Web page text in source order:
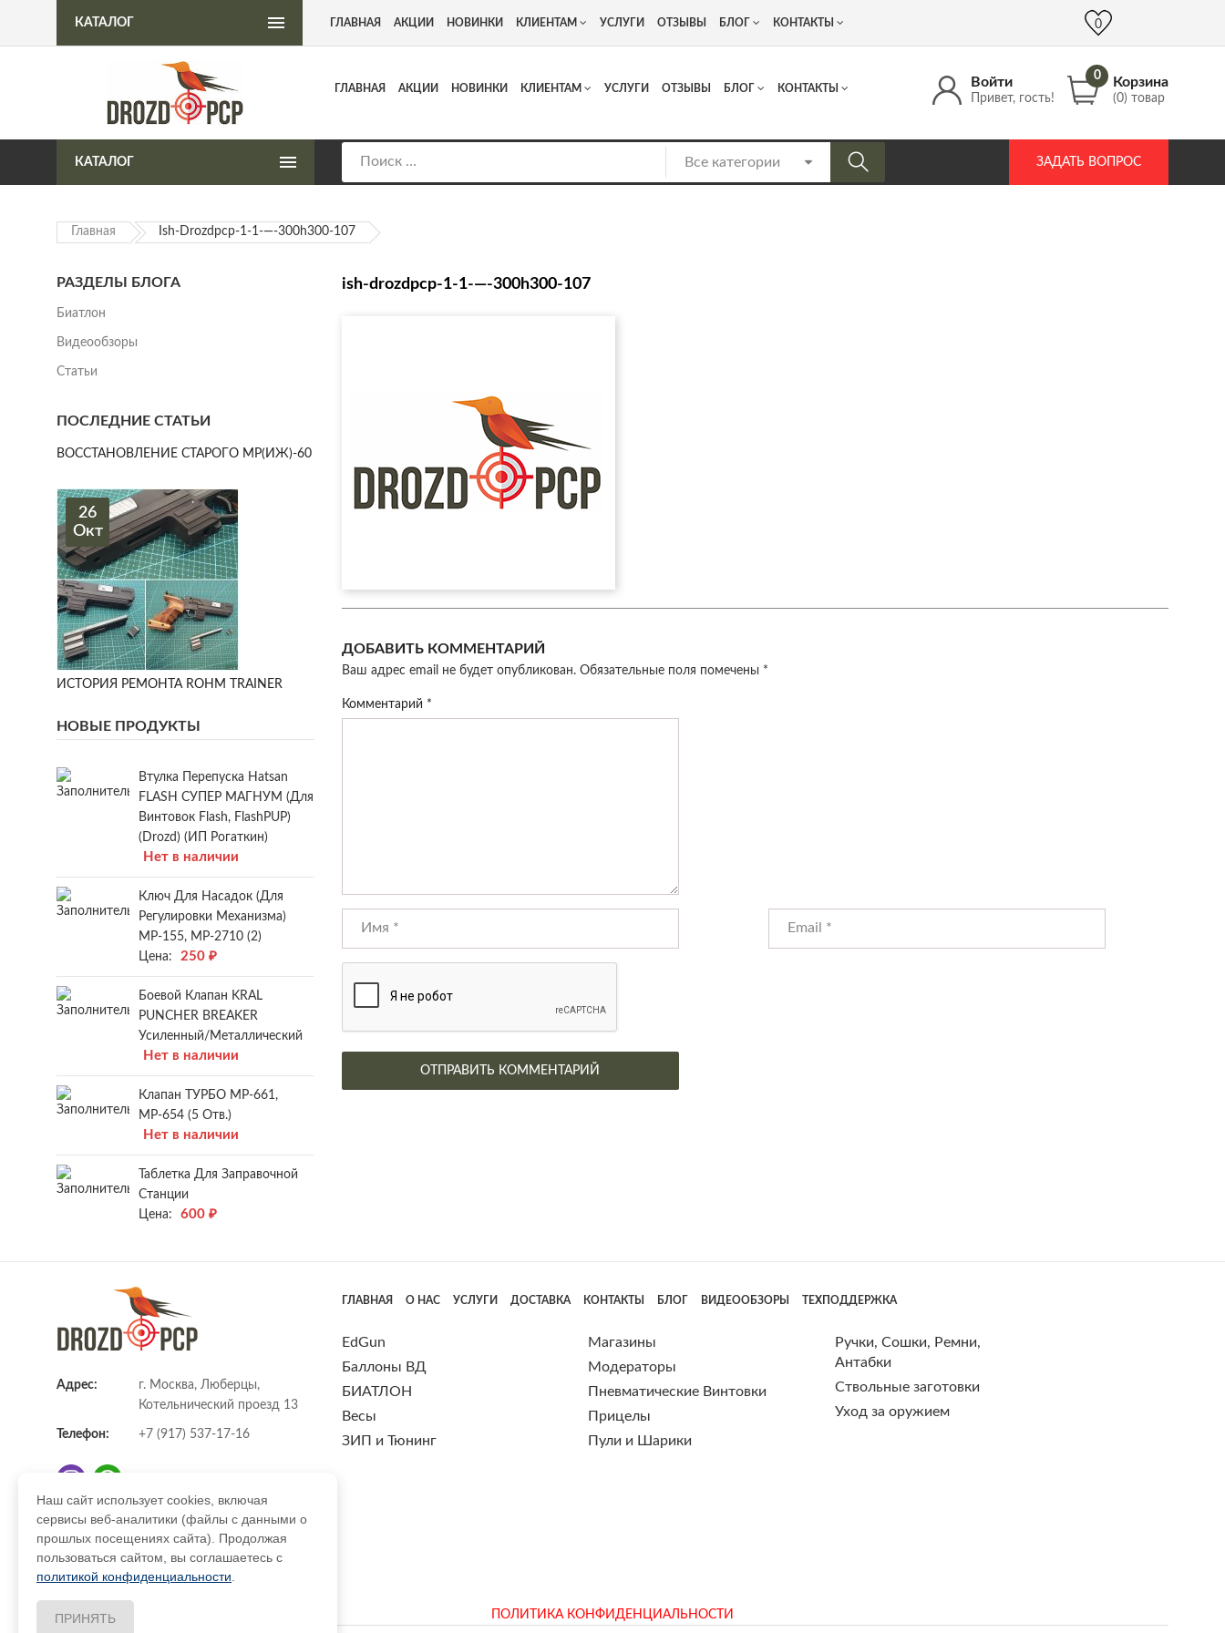
Интернет-магазин пневматического оружия Адрес: г. Москва, Люберцы, Котельнический проезд 13 +7 (917) 537 17 16 info@DrozdPcp.ru
Войти
Привет, гость!
0 Корзина
(0) товар
ГЛАВНАЯ АКЦИИ НОВИНКИ КЛИЕНТАМ УСЛУГИ ОТЗЫВЫ БЛОГ КОНТАКТЫ
КАТАЛОГ ЗАДАТЬ ВОПРОС
КАТАЛОГ ГЛАВНАЯ АКЦИИ НОВИНКИ КЛИЕНТАМ УСЛУГИ ОТЗЫВЫ БЛОГ КОНТАКТЫ 0
Главная Ish-Drozdpcp-1-1-—-300h300-107
ish-drozdpcp-1-1-—-300h300-107
ДОБАВИТЬ КОММЕНТАРИЙ
Ваш адрес email не будет опубликован. Обязательные поля помечены *
Комментарий *
РАЗДЕЛЫ БЛОГА
Биатлон
Видеообзоры
Статьи
ПОСЛЕДНИЕ СТАТЬИ
ВОССТАНОВЛЕНИЕ СТАРОГО МР(ИЖ)-60
26
Окт
ИСТОРИЯ РЕМОНТА ROHM TRAINER
НОВЫЕ ПРОДУКТЫ
Втулка Перепуска Hatsan
FLASH СУПЕР МАГНУМ (для
Винтовок Flash, FlashPUP)
(Drozd) (ИП Рогаткин)
Нет в наличии
Ключ Для Насадок (для
Регулировки Механизма)
МР-155, МР-2710 (2)
Цена:
250 ₽
Боевой Клапан KRAL
PUNCHER BREAKER
Усиленный/металлический
Нет в наличии
Клапан ТУРБО МР-661,
МР-654 (5 Отв.)
Нет в наличии
Таблетка Для Заправочной
Станции
Цена:
600 ₽
Адрес:
г. Москва, Люберцы,
Котельнический проезд 13
Телефон: +7 (917) 537-17-16
E-mail: info@DrozdPcp.ru
ГЛАВНАЯ О НАС УСЛУГИ ДОСТАВКА КОНТАКТЫ БЛОГ ВИДЕООБЗОРЫ ТЕХПОДДЕРЖКА
EdGun
Баллоны ВД
БИАТЛОН
Весы
ЗИП и Тюнинг
Магазины
Модераторы
Пневматические Винтовки
Прицелы
Пули и Шарики
Ручки, Сошки, Ремни,
Антабки
Ствольные заготовки
Уход за оружием
ПОЛИТИКА КОНФИДЕНЦИАЛЬНОСТИ
Наш сайт использует cookies, включая
сервисы веб-аналитики (файлы с данными о
прошлых посещениях сайта). Продолжая
пользоваться сайтом, вы соглашаетесь с
политикой конфиденциальности
ПРИНЯТЬ